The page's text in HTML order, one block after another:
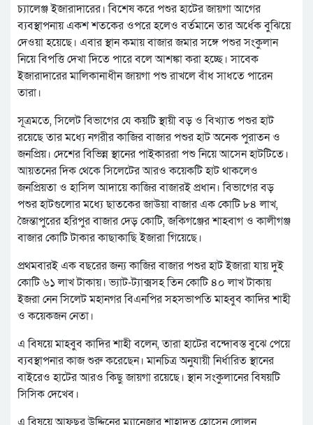
চ্যালেঞ্জ ইজারাদারের। বিশেষ করে পশুর হাটের জায়গা আগের
ব্যবস্থাপনায় একশ শতকের ওপরে হলেও বর্তমানে তার অর্ধেক বুঝিয়ে
দেওয়া হয়েছে। এবার স্থান কমায় বাজার জমার সঙ্গে পশুর সংকুলান
নিয়ে বিপত্তি দেখা দিতে পারে বলে আশঙ্কা করা হচ্ছে। সাবেক
ইজারাদারের মালিকানাধীন জায়গা পশু রাখলে বাঁধ সাধতে পারেন
তারা।
সূত্রমতে, সিলেট বিভাগের যে কয়টি স্থায়ী বড় ও বিখ্যাত পশুর হাট
রয়েছে তার মধ্যে নগরীর কাজির বাজার পশুর হাট অনেক পুরাতন ও
জনপ্রিয়। দেশের বিভিন্ন স্থানের পাইকাররা পশু নিয়ে আসেন হাটটিতে।
আয়তনের দিক থেকে সিলেটের আরও কয়েকটি হাট থাকলেও
জনপ্রিয়তা ও হাসিল আদায়ে কাজির বাজারই প্রধান। বিভাগের বড়
পশুর হাটগুলোর মধ্যে ছাতকের জাউয়া বাজার এক কোটি ৮৪ লাখ,
জৈন্তাপুরের হরিপুর বাজার দেড় কোটি, জকিগঞ্জের শাহবাগ ও কালীগঞ্জ
বাজার কোটি টাকার কাছাকাছি ইজারা গিয়েছে।
প্রথমবারই এক বছরের জন্য কাজির বাজার পশুর হাট ইজারা যায় দুই
কোটি ৬১ লাখ টাকায়। ভ্যাট-ট্যাক্সসহ তিন কোটি ৪০ লাখ টাকায়
ইজরা নেন সিলেট মহানগর বিএনপির সহসভাপতি মাহবুব কাদির শাহী
ও কয়েকজন নেতা।
এ বিষয়ে মাহবুব কাদির শাহী বলেন, তারা হাটের বন্দোবস্ত বুঝে পেয়ে
ব্যবস্থাপনার কাজ শুরু করেছেন। মানচিত্র অনুযায়ী নির্ধারিত স্থানের
বাইরেও হাটের আরও কিছু জায়গা রয়েছে। স্থান সংকুলানের বিষয়টি
সিসিক দেখেব।